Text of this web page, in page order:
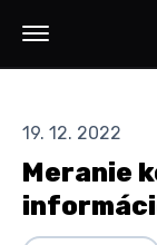
19. 12. 2022
Meranie